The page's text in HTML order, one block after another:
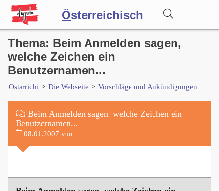
Österreichisch
Wörterbuch
Forum
Thema: Beim Anmelden sagen,
welche Zeichen ein
Benutzernamen...
Ostarrichi > Die Webseite > Vorschläge und Ankündigungen
Beim Anmelden sagen, welche Zeichen ein
Benutzernamen...
08.01.2007 von